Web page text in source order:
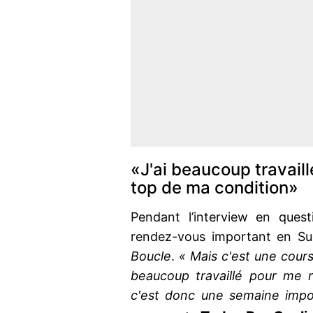
«J'ai beaucoup
top de ma condition»
Pendant l’interview en
rendez-vous important en
Boucle. « Mais c'est une
beaucoup travaillé pour me
c'est donc une semaine